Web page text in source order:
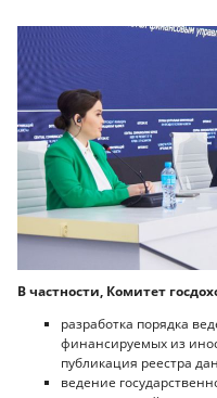
В частности, Комитет
разработка порядка
финансируемых из
публикация реестра
ведение